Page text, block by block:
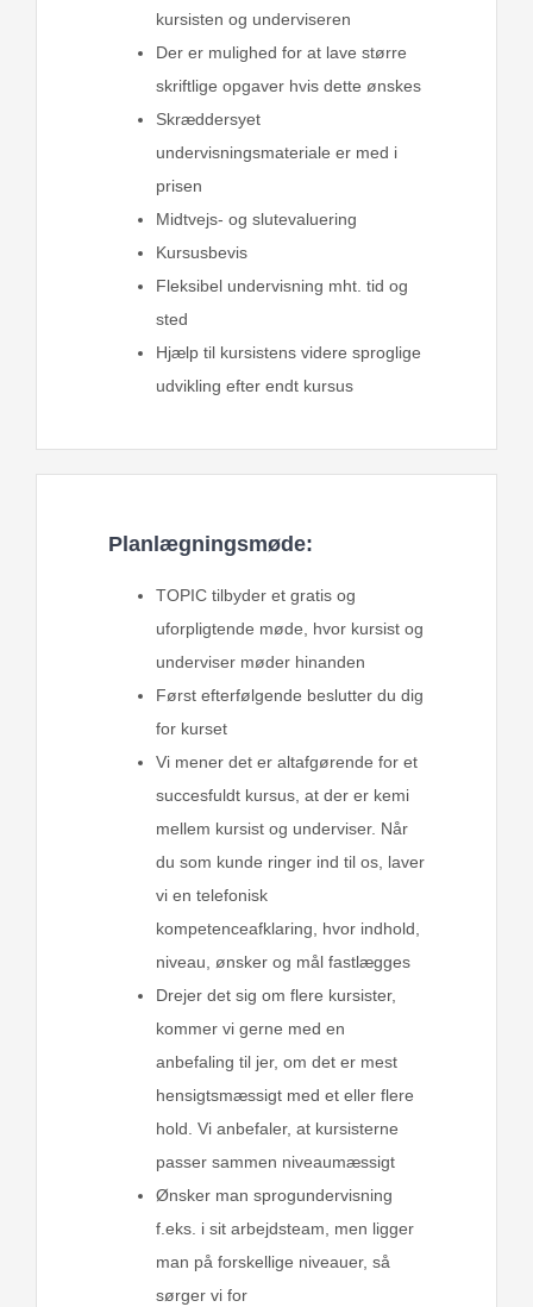
kursisten og underviseren
Der er mulighed for at lave større
skriftlige opgaver hvis dette ønskes
Skræddersyet
undervisningsmateriale er med i
prisen
Midtvejs- og slutevaluering
Kursusbevis
Fleksibel undervisning mht. tid og
sted
Hjælp til kursistens videre sproglige
udvikling efter endt kursus
Planlægningsmøde:
TOPIC tilbyder et gratis og
uforpligtende møde, hvor kursist og
underviser møder hinanden
Først efterfølgende beslutter du dig
for kurset
Vi mener det er altafgørende for et
succesfuldt kursus, at der er kemi
mellem kursist og underviser. Når
du som kunde ringer ind til os, laver
vi en telefonisk
kompetenceafklaring, hvor indhold,
niveau, ønsker og mål fastlægges
Drejer det sig om flere kursister,
kommer vi gerne med en
anbefaling til jer, om det er mest
hensigtsmæssigt med et eller flere
hold. Vi anbefaler, at kursisterne
passer sammen niveaumæssigt
Ønsker man sprogundervisning
f.eks. i sit arbejdsteam, men ligger
man på forskellige niveauer, så
sørger vi for